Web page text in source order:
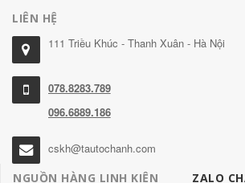
LIÊN HỆ
111 Triều Khúc - Thanh Xuân - Hà Nội
078.8283.789
096.6889.186
cskh@tautochanh.com
NGUỒN HÀNG LINH KIỆN
ZALO